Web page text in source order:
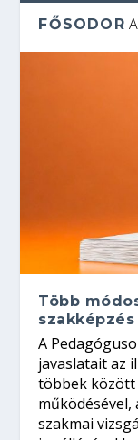
FŐSODOR
Több
A
javaslatait az
többek között
működésével,
szakmai